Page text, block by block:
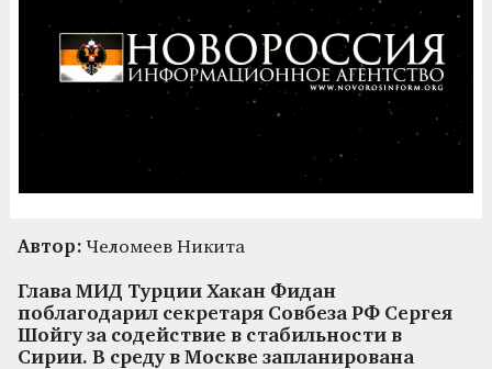
Автор: Челомеев Никита
Глава МИД Турции Хакан Фидан
поблагодарил секретаря Совбеза РФ Сергея
Шойгу за содействие в стабильности в
Сирии. В среду в Москве запланирована